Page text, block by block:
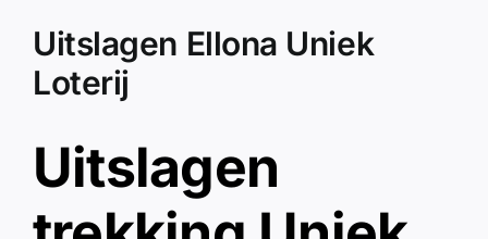
Uitslagen Ellona Uniek
Loterij
Uitslagen